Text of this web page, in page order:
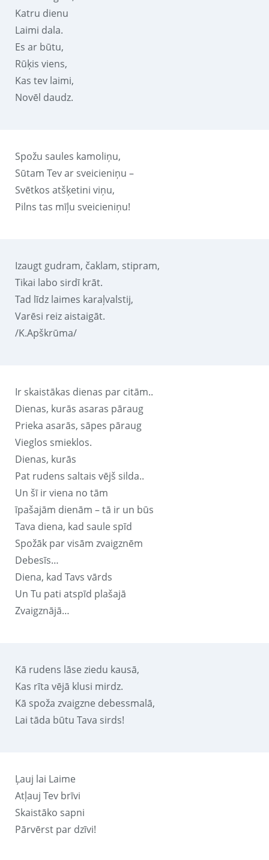
Katru dienu
Laimi dala.
Es ar būtu,
Rūķis viens,
Kas tev laimi,
Novēl daudz.
Spožu saules kamoliņu,
Sūtam Tev ar sveicieniņu –
Svētkos atšķetini viņu,
Pilns tas mīļu sveicieniņu!
Izaugt gudram, čaklam, stipram,
Tikai labo sirdī krāt.
Tad līdz laimes karaļvalstij,
Varēsi reiz aistaigāt.
/K.Apškrūma/
Ir skaistākas dienas par citām..
Dienas, kurās asaras pāraug
Prieka asarās, sāpes pāraug
Vieglos smieklos.
Dienas, kurās
Pat rudens saltais vējš silda..
Un šī ir viena no tām
īpašajām dienām – tā ir un būs
Tava diena, kad saule spīd
Spožāk par visām zvaigznēm
Debesīs…
Diena, kad Tavs vārds
Un Tu pati atspīd plašajā
Zvaigznājā…
Kā rudens lāse ziedu kausā,
Kas rīta vējā klusi mirdz.
Kā spoža zvaigzne debessmalā,
Lai tāda būtu Tava sirds!
Ļauj lai Laime
Atļauj Tev brīvi
Skaistāko sapni
Pārvērst par dzīvi!